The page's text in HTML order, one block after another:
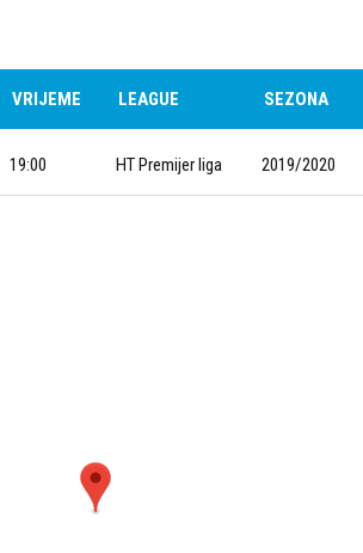
VRIJEME LEAGUE SEZONA
19:00 HT Premijer liga 2019/2020